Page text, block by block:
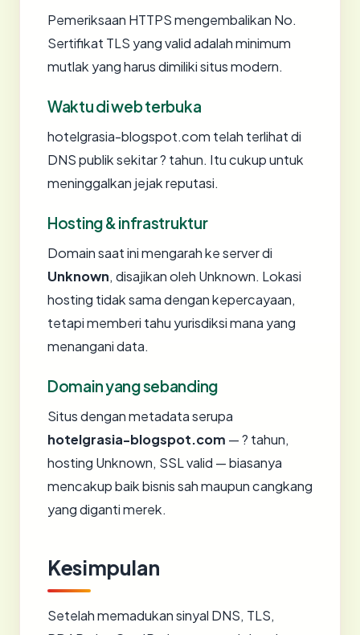
Pemeriksaan HTTPS mengembalikan No.
Sertifikat TLS yang valid adalah minimum
mutlak yang harus dimiliki situs modern.
Waktu di web terbuka
hotelgrasia-blogspot.com telah terlihat di
DNS publik sekitar ? tahun. Itu cukup untuk
meninggalkan jejak reputasi.
Hosting & infrastruktur
Domain saat ini mengarah ke server di
Unknown, disajikan oleh Unknown. Lokasi
hosting tidak sama dengan kepercayaan,
tetapi memberi tahu yurisdiksi mana yang
menangani data.
Domain yang sebanding
Situs dengan metadata serupa
hotelgrasia-blogspot.com — ? tahun,
hosting Unknown, SSL valid — biasanya
mencakup baik bisnis sah maupun cangkang
yang diganti merek.
Kesimpulan
Setelah memadukan sinyal DNS, TLS,